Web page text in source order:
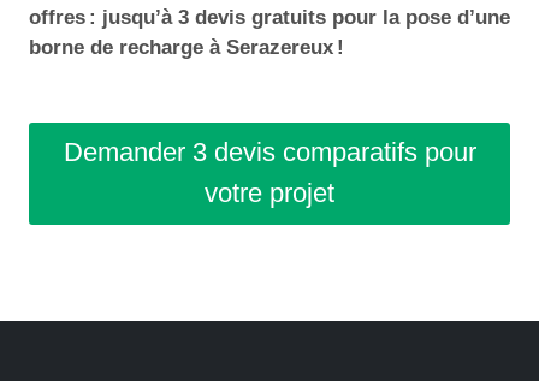
offres : jusqu’à 3 devis gratuits pour la pose d’une
borne de recharge à Serazereux !
Demander 3 devis comparatifs pour
votre projet